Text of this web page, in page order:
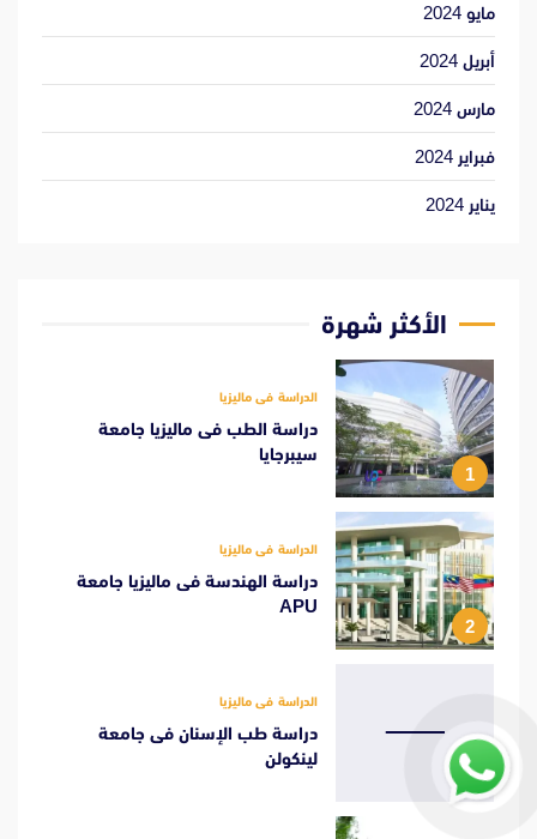
مايو 2024
أبريل 2024
مارس 2024
فبراير 2024
يناير 2024
الأكثر شهرة
1
الدراسة فى ماليزيا
دراسة الطب فى ماليزيا جامعة
سيبرجايا
2
الدراسة فى ماليزيا
دراسة الهندسة فى ماليزيا جامعة
APU
3
الدراسة فى ماليزيا
دراسة طب الإسنان فى جامعة
لينكولن